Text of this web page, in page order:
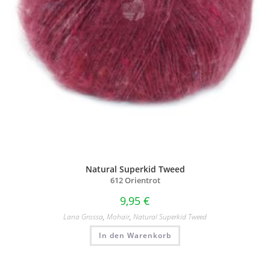
Natural Superkid Tweed
612 Orientrot
9,95 €
Lana Grossa, Mohair, Natural Superkid Tweed
In den Warenkorb